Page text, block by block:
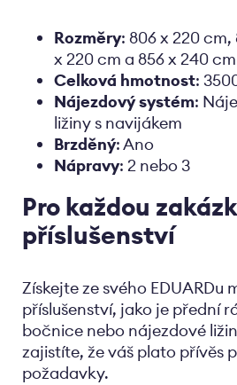
Rozměry: 806 x 220
x 220 cm a 856 x 240 cm
Celková hmotnost:
Nájezdový systém:
ližiny s navijákem
Brzděný: Ano
Nápravy: 2 nebo 3
Pro každou
příslušenství
Získejte ze svého EDUARDu
příslušenství, jako je přední
bočnice nebo nájezdové
zajistíte, že váš plato přívěs
požadavky.